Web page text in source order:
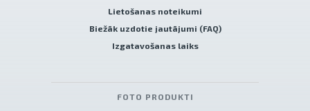
Lietošanas noteikumi
Biežāk uzdotie jautājumi (FAQ)
Izgatavošanas laiks
FOTO PRODUKTI